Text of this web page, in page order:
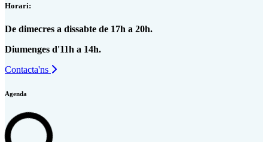
Horari:
De dimecres a dissabte de 17h a 20h.
Diumenges d'11h a 14h.
Contacta'ns
Agenda